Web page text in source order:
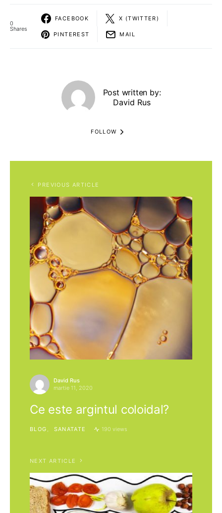
0
Shares
FACEBOOK X (TWITTER)
PINTEREST MAIL
Post written by:
David Rus
FOLLOW
PREVIOUS ARTICLE
David Rus
martie 11, 2020
Ce este argintul coloidal?
BLOG SANATATE 190 views
NEXT ARTICLE